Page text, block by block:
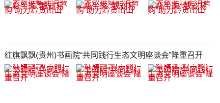
红旗飘飘(贵州)书画院“共同践行生态文明座谈会”隆重召开